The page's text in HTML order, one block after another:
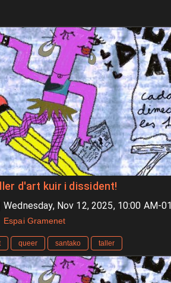
d'art kuir i dissident!
Wednesday, Nov 12, 2025, 10:00 AM-
Espai Gramenet
queer santako taller